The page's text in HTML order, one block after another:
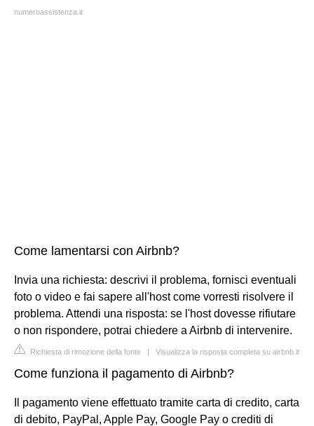
numeroassistenza.it
Come lamentarsi con Airbnb?
Invia una richiesta: descrivi il problema, fornisci eventuali
foto o video e fai sapere all'host come vorresti risolvere il
problema. Attendi una risposta: se l'host dovesse rifiutare
o non rispondere, potrai chiedere a Airbnb di intervenire.
Richiesta di rimozione della fonte | Visualizza la risposta completa su airbnb.it
Come funziona il pagamento di Airbnb?
Il pagamento viene effettuato tramite carta di credito, carta
di debito, PayPal, Apple Pay, Google Pay o crediti di